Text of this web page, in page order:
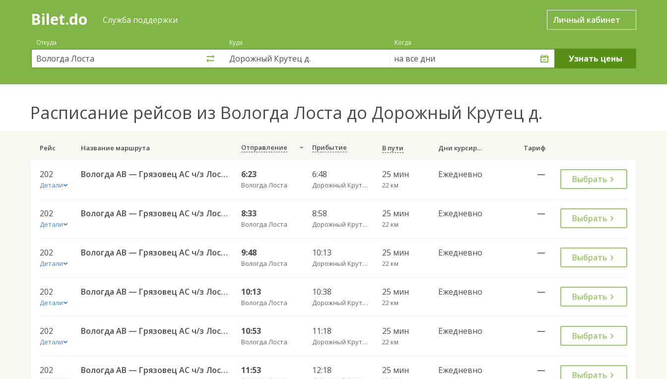
Поиск
покупка
билетов
автобус
онлайн
Bilet.do Служба поддержки Личный кабинет
Откуда Куда Когда
на все дни
Расписание рейсов из Вологда Лоста до Дорожный Крутец д.
Рейс Название маршрута Отправление Прибытие В пути Дни курсирования Тариф
202
Детали
Вологда АВ — Грязовец АС ч/з Лоста 202 6:23
Вологда Лоста
6:48
Дорожный Крутец д.
25 мин
22 км
Ежедневно — Выбрать
202
Детали
Вологда АВ — Грязовец АС ч/з Лоста 202 8:33
Вологда Лоста
8:58
Дорожный Крутец д.
25 мин
22 км
Ежедневно — Выбрать
202
Детали
Вологда АВ — Грязовец АС ч/з Лоста 202 9:48
Вологда Лоста
10:13
Дорожный Крутец д.
25 мин
22 км
Ежедневно — Выбрать
202
Детали
Вологда АВ — Грязовец АС ч/з Лоста 202 10:13
Вологда Лоста
10:38
Дорожный Крутец д.
25 мин
22 км
Ежедневно — Выбрать
202
Детали
Вологда АВ — Грязовец АС ч/з Лоста 202 10:53
Вологда Лоста
11:18
Дорожный Крутец д.
25 мин
22 км
Ежедневно — Выбрать
202 Вологда АВ — Грязовец АС ч/з Лоста 202 11:53 12:18 25 мин Ежедневно — Выбрать